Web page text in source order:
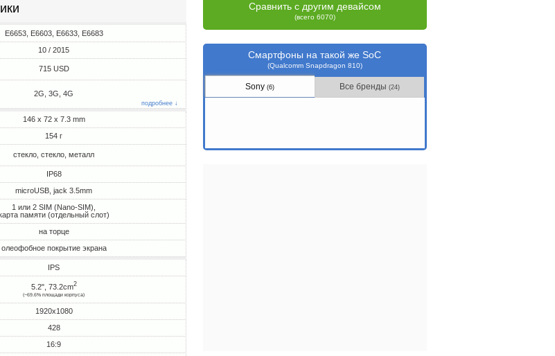
E6653, E6603, E6633, E6683
10 / 2015
715 USD
2G, 3G, 4G
подробнее ↓
146 x 72 x 7.3 mm
154 г
стекло, стекло, металл
IP68
microUSB, jack 3.5mm
1 или 2 SIM (Nano-SIM),
памяти (отдельный слот)
на торце
олеофобное покрытие экрана
IPS
5.2", 73.2cm2
(~69.6% площади корпуса)
1920x1080
428
16:9
Сравнить с другим девайсом
(всего 6070)
Смартфоны на такой же SoC
(Qualcomm Snapdragon 810)
Sony(6) Все бренды (24)